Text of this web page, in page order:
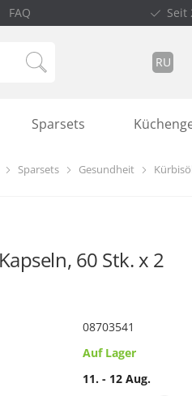
FAQ Seit
RU
Sparsets
Sparsets Gesundheit
60 Stk. х 2
08703541
Auf Lager
11. - 12 Aug.